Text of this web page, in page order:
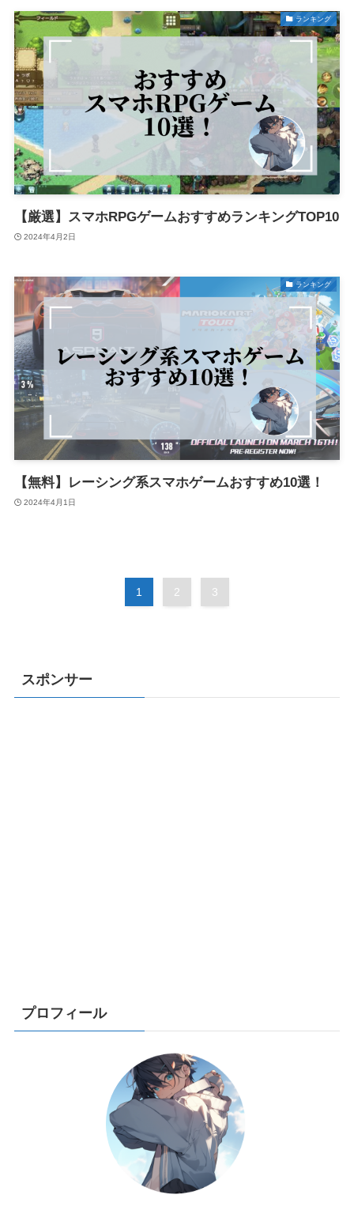
ランキング
【厳選】スマホRPGゲームおすすめランキングTOP10
2024年4月2日
ランキング
【無料】レーシング系スマホゲームおすすめ10選！
2024年4月1日
1 2 3
スポンサー
プロフィール